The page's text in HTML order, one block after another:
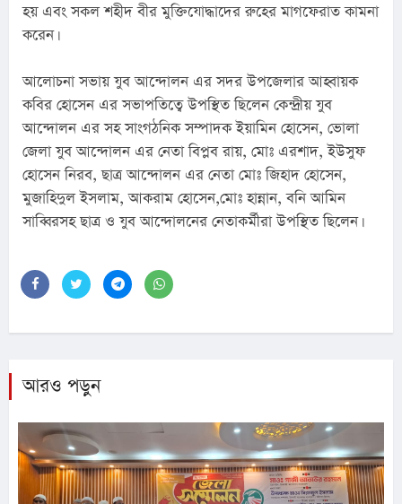
হয় এবং সকল শহীদ বীর মুক্তিযোদ্ধাদের রুহের মাগফেরাত কামনা
করেন।
আলোচনা সভায় যুব আন্দোলন এর সদর উপজেলার আহ্বায়ক
কবির হোসেন এর সভাপতিত্বে উপস্থিত ছিলেন কেন্দ্রীয় যুব
আন্দোলন এর সহ সাংগঠনিক সম্পাদক ইয়ামিন হোসেন, ভোলা
জেলা যুব আন্দোলন এর নেতা বিপ্লব রায়, মোঃ এরশাদ, ইউসুফ
হোসেন নিরব, ছাত্র আন্দোলন এর নেতা মোঃ জিহাদ হোসেন,
মুজাহিদুল ইসলাম, আকরাম হোসেন,মোঃ হান্নান, বনি আমিন
সাব্বিরসহ ছাত্র ও যুব আন্দোলনের নেতাকর্মীরা উপস্থিত ছিলেন।
আরও পড়ুন